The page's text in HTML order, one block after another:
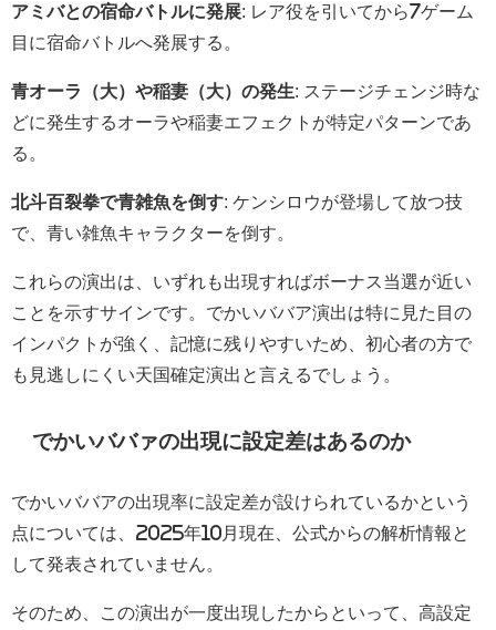
アミバとの宿命バトルに発展: レア役を引いてから7ゲーム
目に宿命バトルへ発展する。
青オーラ（大）や稲妻（大）の発生: ステージチェンジ時な
どに発生するオーラや稲妻エフェクトが特定パターンであ
る。
北斗百裂拳で青雑魚を倒す: ケンシロウが登場して放つ技
で、青い雑魚キャラクターを倒す。
これらの演出は、いずれも出現すればボーナス当選が近い
ことを示すサインです。でかいババア演出は特に見た目の
インパクトが強く、記憶に残りやすいため、初心者の方で
も見逃しにくい天国確定演出と言えるでしょう。
でかいババァの出現に設定差はあるのか
でかいババアの出現率に設定差が設けられているかという
点については、2025年10月現在、公式からの解析情報と
して発表されていません。
そのため、この演出が一度出現したからといって、高設定